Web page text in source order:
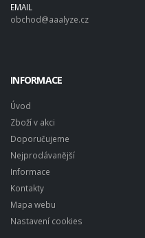
EMAIL
obchod@aaalyze.cz
INFORMACE
Úvod
Zboží v akci
Doporučujeme
Nejprodávanější
Informace
Kontakty
Mapa webu
Nastavení cookies